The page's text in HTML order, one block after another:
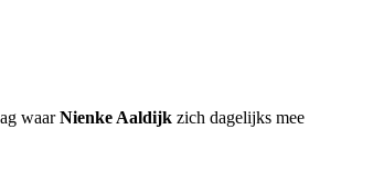
waarNienke Aaldijk zich dagelijks mee